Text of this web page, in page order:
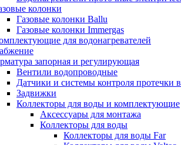
колонки
Газовые колонки Ballu
Газовые колонки Immergas
для водонагревателей
запорная и регулирующая
Вентили водопроводные
Датчики и системы контроля протечки
Задвижки
Коллекторы для воды и комплектующие
Аксессуары для монтажа
Коллекторы для воды
Коллекторы для воды Far